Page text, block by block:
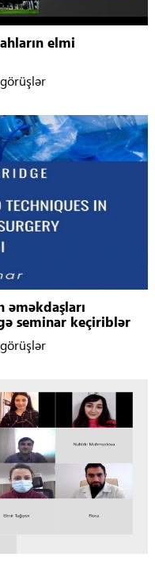
elmi
əməkdaşları
seminar keçiriblər